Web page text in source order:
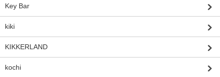
Key Bar
kiki
KIKKERLAND
kochi